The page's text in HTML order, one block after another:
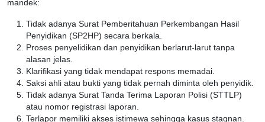
mandek:
Tidak adanya Surat Pemberitahuan Perkembangan Hasil
Penyidikan (SP2HP) secara berkala.
Proses penyelidikan dan penyidikan berlarut-larut tanpa
alasan jelas.
Klarifikasi yang tidak mendapat respons memadai.
Saksi ahli atau bukti yang tidak pernah diminta oleh penyidik.
Tidak adanya Surat Tanda Terima Laporan Polisi (STTLP)
atau nomor registrasi laporan.
Terlapor memiliki akses istimewa sehingga kasus stagnan.